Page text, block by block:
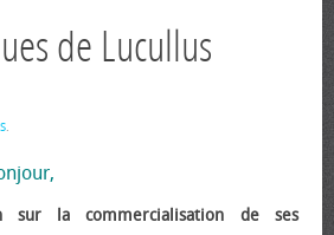
de Lucullus
.
sur la commercialisation de ses